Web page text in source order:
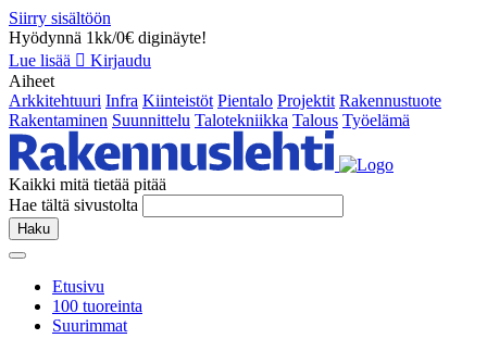
Siirry sisältöön
Hyödynnä 1kk/0€ diginäyte!
Lue lisää
Kirjaudu
Aiheet
Arkkitehtuuri Infra Kiinteistöt Pientalo Projektit Rakennustuote
Rakentaminen Suunnittelu Talotekniikka Talous Työelämä
Kaikki mitä tietää pitää
Hae tältä sivustolta
Haku
Etusivu
100 tuoreinta
Suurimmat